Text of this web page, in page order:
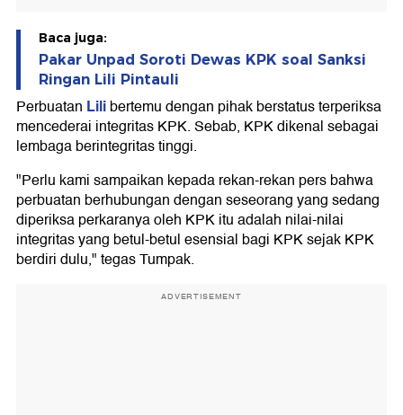
Baca juga:
Pakar Unpad Soroti Dewas KPK soal Sanksi
Ringan Lili Pintauli
Perbuatan Lilibertemu dengan pihak berstatus terperiksa
mencederai integritas KPK. Sebab, KPK dikenal sebagai
lembaga berintegritas tinggi.
"Perlu kami sampaikan kepada rekan-rekan pers bahwa
perbuatan berhubungan dengan seseorang yang sedang
diperiksa perkaranya oleh KPK itu adalah nilai-nilai
integritas yang betul-betul esensial bagi KPK sejak KPK
berdiri dulu," tegas Tumpak.
ADVERTISEMENT